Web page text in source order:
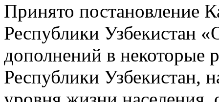
Принято постановление
Республики Узбекистан
дополнений в некоторые
Республики Узбекистан,